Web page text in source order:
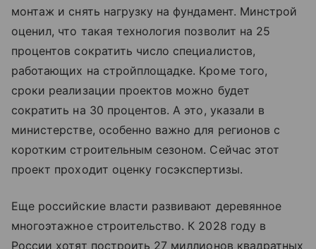
монтаж и снять нагрузку на фундамент. Минстрой
оценил, что такая технология позволит на 25
процентов сократить число специалистов,
работающих на стройплощадке. Кроме того,
сроки реализации проектов можно будет
сократить на 30 процентов. А это, указали в
министерстве, особенно важно для регионов с
коротким строительным сезоном. Сейчас этот
проект проходит оценку госэкспертизы.
Еще российские власти развивают деревянное
многоэтажное строительство. К 2028 году в
России хотят построить 27 миллионов квадратных